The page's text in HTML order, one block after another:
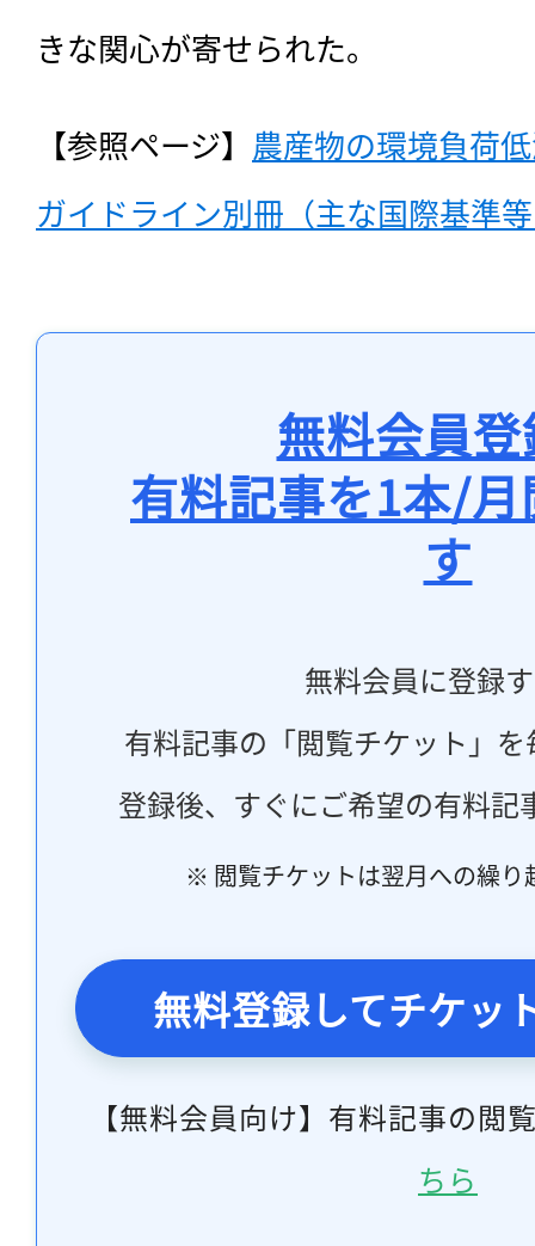
きな関心が寄せられた。
【参照ページ】 農産物の環境負荷
ガイドライン別冊（主な国際基準
無料会員
有料記事を1本/
す
無料会員に登録
有料記事の「閲覧チケット」
登録後、すぐにご希望の有料記
※ 閲覧チケットは翌月への繰り
無料登録してチケッ
【無料会員向け】有料記事の閲
ちら